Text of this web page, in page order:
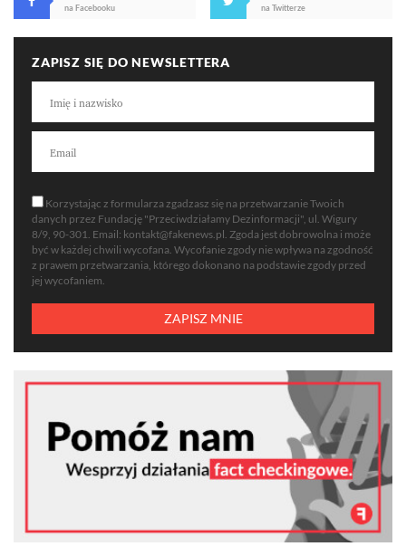
na Facebooku
na Twitterze
ZAPISZ SIĘ DO NEWSLETTERA
Korzystając z formularza zgadzasz się na przetwarzanie Twoich
danych przez Fundację "Przeciwdziałamy Dezinformacji", ul. Wigury
8/9, 90-301. Email: kontakt@fakenews.pl . Zgoda jest dobrowolna i może
być w każdej chwili wycofana. Wycofanie zgody nie wpływa na zgodność
z prawem przetwarzania, którego dokonano na podstawie zgody przed
jej wycofaniem.